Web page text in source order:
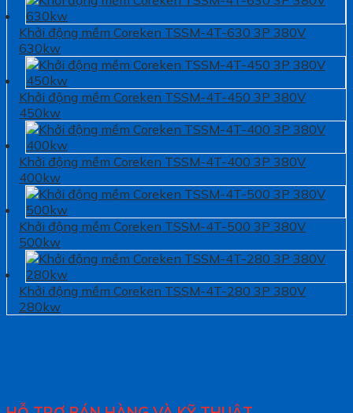
Khởi động mềm Coreken TSSM-4T-630 3P 380V
630kw
Khởi động mềm Coreken TSSM-4T-450 3P 380V
450kw
Khởi động mềm Coreken TSSM-4T-400 3P 380V
400kw
Khởi động mềm Coreken TSSM-4T-500 3P 380V
500kw
Khởi động mềm Coreken TSSM-4T-280 3P 380V
280kw